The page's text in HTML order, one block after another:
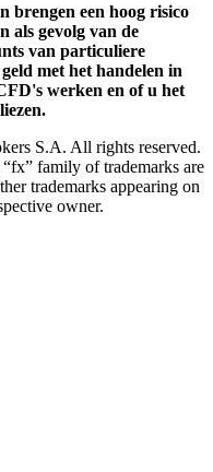
brengen een hoog risico
als gevolg van de
van particuliere
met het handelen in
werken en of u het
S.A. All rights reserved.
family of trademarks are
trademarks appearing on
owner.